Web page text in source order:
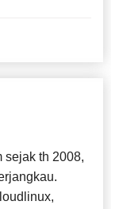
sejak th 2008,